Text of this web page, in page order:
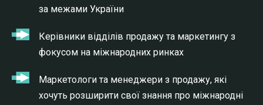
за межами України
Керівники відділів продажу та маркетингу з
фокусом на міжнародних ринках
Маркетологи та менеджери з продажу, які
хочуть розширити свої знання про міжнародні